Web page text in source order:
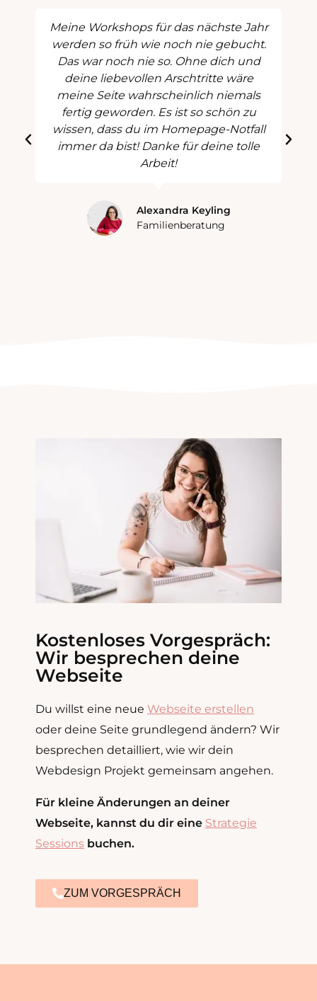
Meine Workshops für das nächste Jahr
werden so früh wie noch nie gebucht.
Das war noch nie so. Ohne dich und
deine liebevollen Arschtritte wäre
meine Seite wahrscheinlich niemals
fertig geworden. Es ist so schön zu
wissen, dass du im Homepage-Notfall
immer da bist! Danke für deine tolle
Arbeit!
Alexandra Keyling
Familienberatung
Kostenloses Vorgespräch:
Wir besprechen deine
Webseite
Du willst eine neue Webseite erstellen
oder deine Seite grundlegend ändern? Wir
besprechen detailliert, wie wir dein
Webdesign Projekt gemeinsam angehen.
Für kleine Änderungen an deiner
Webseite, kannst du dir eine Strategie
Sessions buchen.
ZUM VORGESPRÄCH